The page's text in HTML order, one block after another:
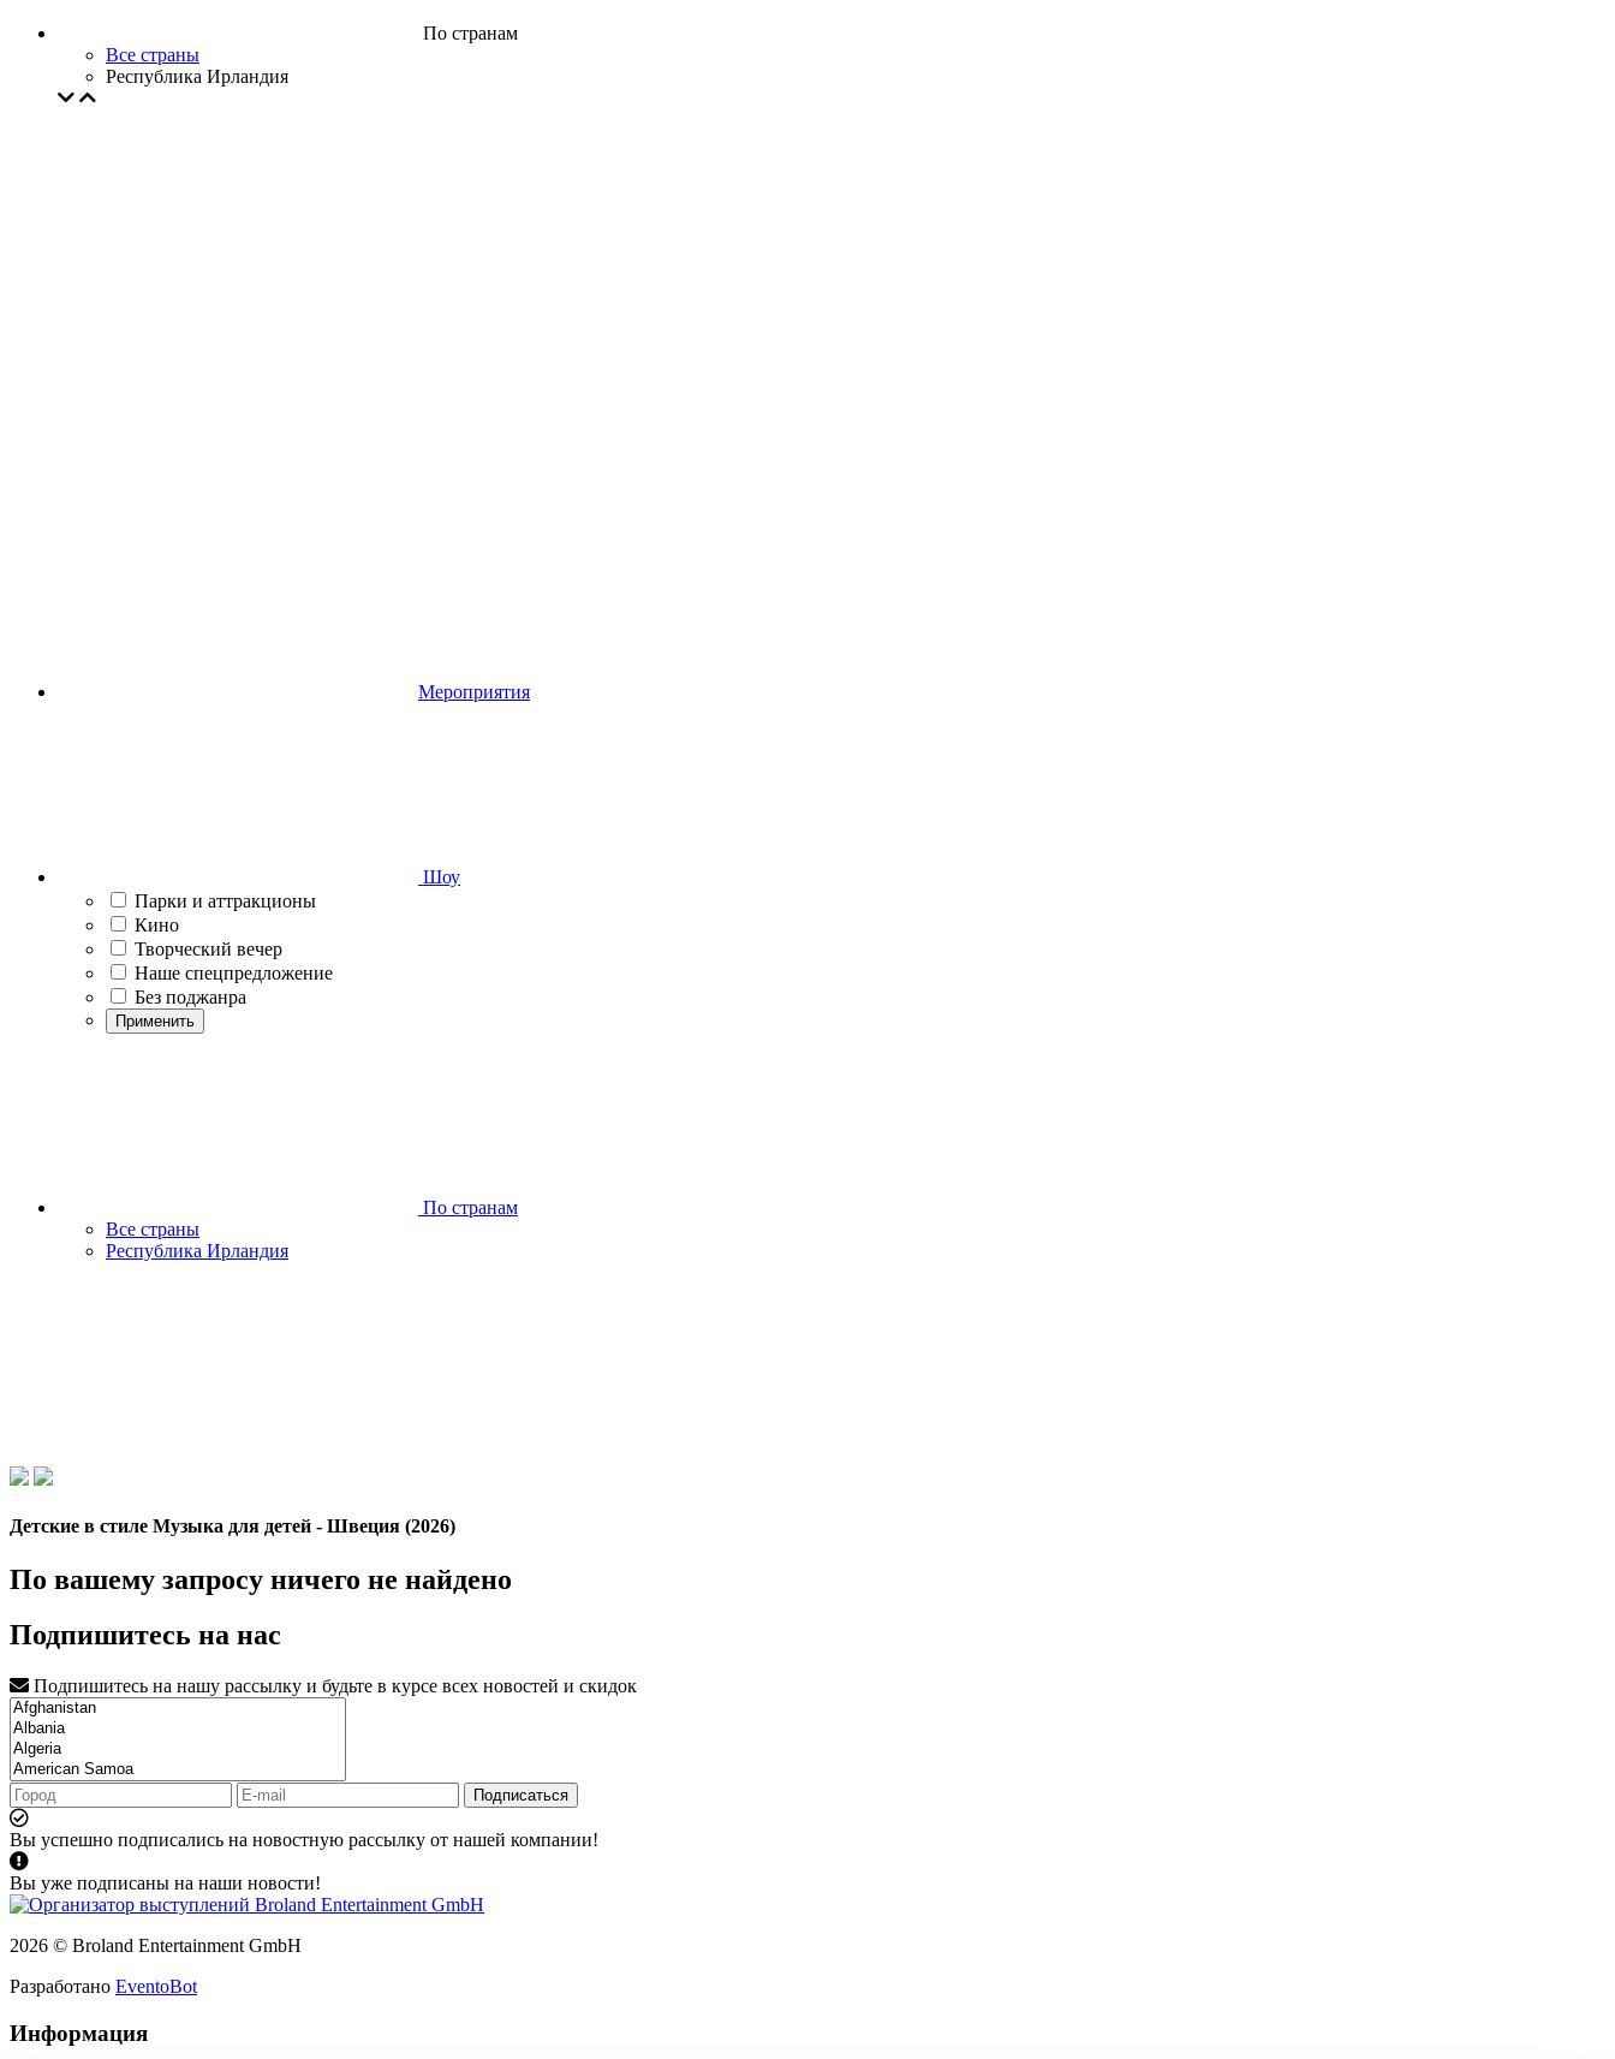
По странам
Все страны
Республика Ирландия
Мероприятия
Шоу
Парки и аттракционы
Кино
Творческий вечер
Наше спецпредложение
Без поджанра
Применить
По странам
Все страны
Республика Ирландия
Детские в стиле Музыка для детей - Швеция (2026)
По вашему запросу ничего не найдено
Подпишитесь на нас
Подпишитесь на нашу рассылку и будьте в курсе всех новостей и скидок
Подписаться
Вы успешно подписались на новостную рассылку от нашей компании!
Вы уже подписаны на наши новости!
2026 © Broland Entertainment GmbH
Разработано EventoBot
Информация